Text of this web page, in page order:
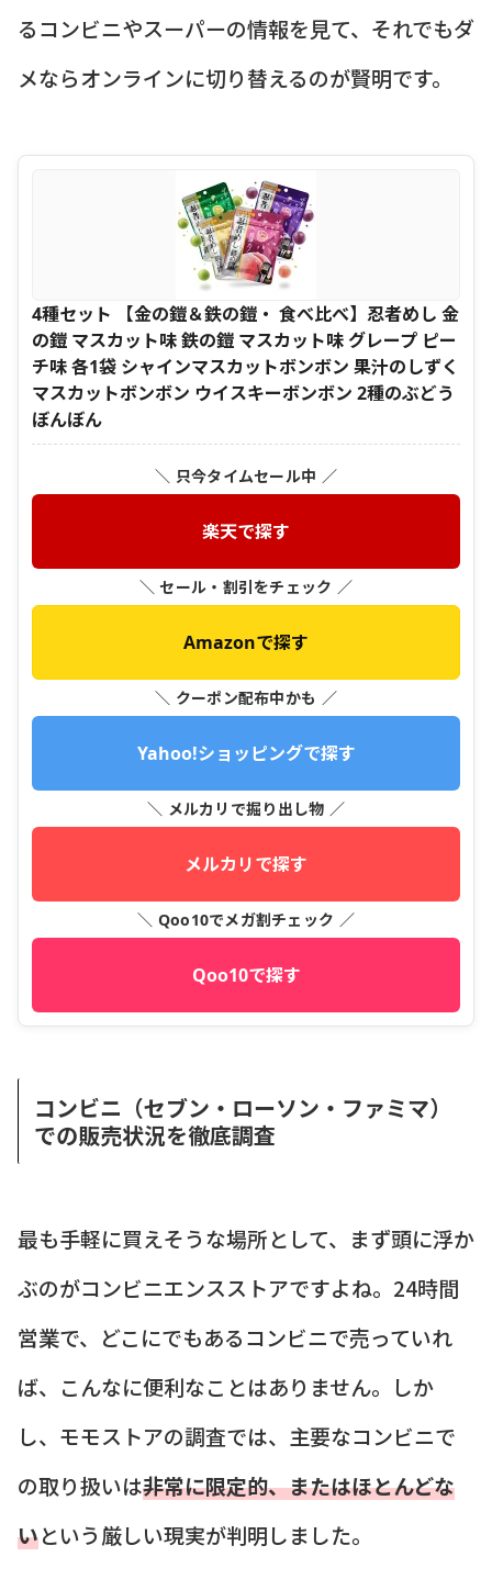
るコンビニやスーパーの情報を見て、それでもダ
メならオンラインに切り替えるのが賢明です。
4種セット 【金の鎧＆鉄の鎧・ 食べ比べ】忍者めし 金
の鎧 マスカット味 鉄の鎧 マスカット味 グレープ ピー
チ味 各1袋 シャインマスカットボンボン 果汁のしずく
マスカットボンボン ウイスキーボンボン 2種のぶどう
ぼんぼん
＼ 只今タイムセール中 ／
楽天で探す
＼ セール・割引をチェック ／
Amazonで探す
＼ クーポン配布中かも ／
Yahoo!ショッピングで探す
＼ メルカリで掘り出し物 ／
メルカリで探す
＼ Qoo10でメガ割チェック ／
Qoo10で探す
コンビニ（セブン・ローソン・ファミマ）
での販売状況を徹底調査
最も手軽に買えそうな場所として、まず頭に浮か
ぶのがコンビニエンスストアですよね。24時間
営業で、どこにでもあるコンビニで売っていれ
ば、こんなに便利なことはありません。しか
し、モモストアの調査では、主要なコンビニで
の取り扱いは非常に限定的、またはほとんどな
いという厳しい現実が判明しました。